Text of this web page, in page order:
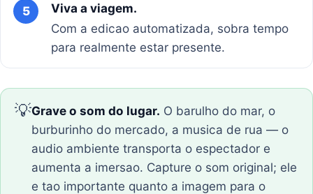
5
Viva a viagem.
Com a edicao automatizada, sobra tempo
para realmente estar presente.
💡Grave o som do lugar. O barulho do mar, o
burburinho do mercado, a musica de rua — o
audio ambiente transporta o espectador e
aumenta a imersao. Capture o som original; ele
e tao importante quanto a imagem para o